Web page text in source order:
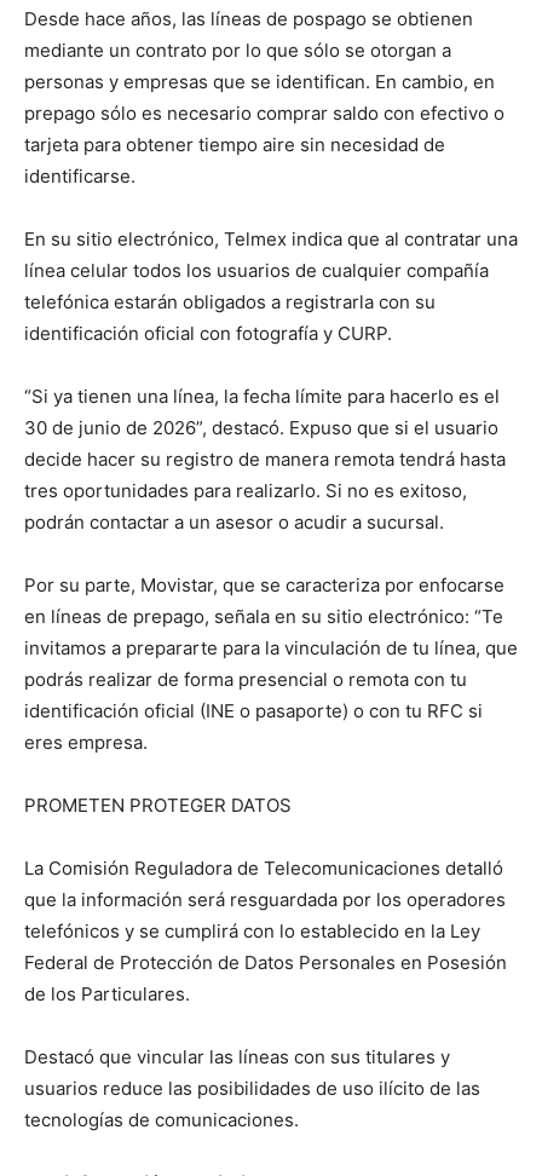
Desde hace años, las líneas de pospago se obtienen
mediante un contrato por lo que sólo se otorgan a
personas y empresas que se identifican. En cambio, en
prepago sólo es necesario comprar saldo con efectivo o
tarjeta para obtener tiempo aire sin necesidad de
identificarse.
En su sitio electrónico, Telmex indica que al contratar una
línea celular todos los usuarios de cualquier compañía
telefónica estarán obligados a registrarla con su
identificación oficial con fotografía y CURP.
“Si ya tienen una línea, la fecha límite para hacerlo es el
30 de junio de 2026”, destacó. Expuso que si el usuario
decide hacer su registro de manera remota tendrá hasta
tres oportunidades para realizarlo. Si no es exitoso,
podrán contactar a un asesor o acudir a sucursal.
Por su parte, Movistar, que se caracteriza por enfocarse
en líneas de prepago, señala en su sitio electrónico: “Te
invitamos a prepararte para la vinculación de tu línea, que
podrás realizar de forma presencial o remota con tu
identificación oficial (INE o pasaporte) o con tu RFC si
eres empresa.
PROMETEN PROTEGER DATOS
La Comisión Reguladora de Telecomunicaciones detalló
que la información será resguardada por los operadores
telefónicos y se cumplirá con lo establecido en la Ley
Federal de Protección de Datos Personales en Posesión
de los Particulares.
Destacó que vincular las líneas con sus titulares y
usuarios reduce las posibilidades de uso ilícito de las
tecnologías de comunicaciones.